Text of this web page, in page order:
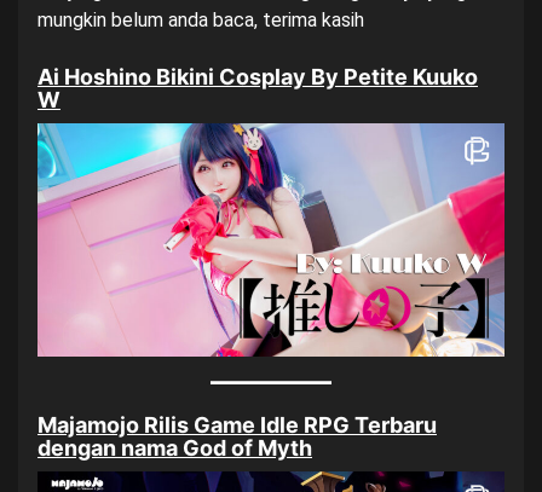
mungkin belum anda baca, terima kasih
Ai Hoshino Bikini Cosplay By Petite Kuuko
W
Majamojo Rilis Game Idle RPG Terbaru
dengan nama God of Myth